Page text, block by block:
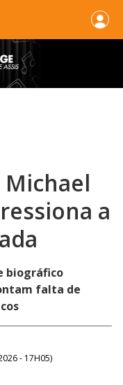
a
biográfico
falta de
- 17H05)